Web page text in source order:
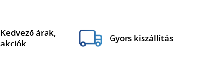
Kedvező árak,
akciók
Gyors kiszállítás